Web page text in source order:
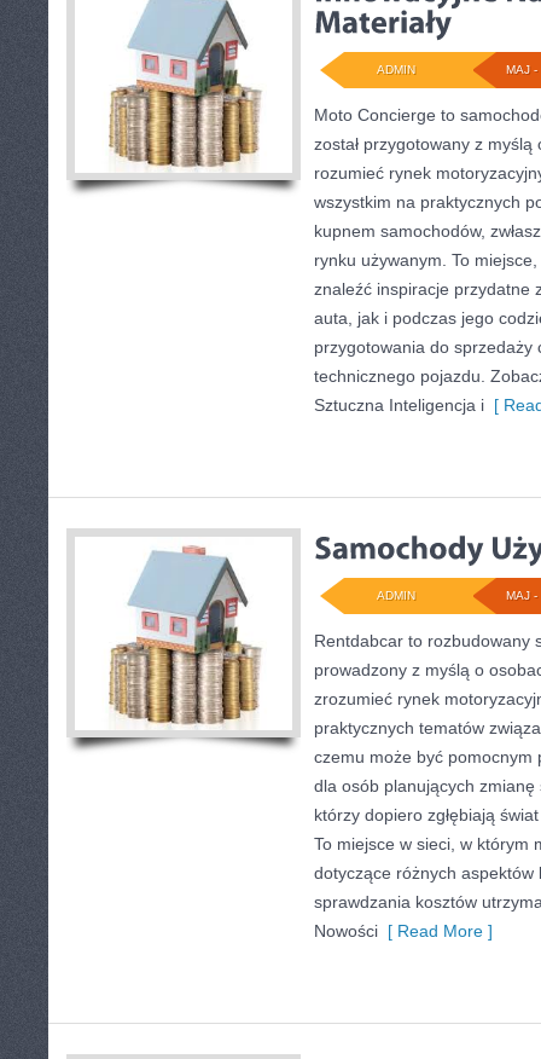
MAJ -
ADMIN
Moto Concierge to
został przygotowany z
rozumieć rynek
wszystkim na praktycznych
kupnem samochodów,
rynku używanym. To
znaleźć inspiracje przydatne
auta, jak i podczas jego
przygotowania do sprzedaży
technicznego pojazdu.
Sztuczna Inteligencja i [
MAJ -
ADMIN
Rentdabcar to rozbudowany
prowadzony z myślą o
zrozumieć rynek
praktycznych tematów
czemu może być pomocnym
dla osób planujących
którzy dopiero zgłębiają
To miejsce w sieci, w którym
dotyczące różnych
sprawdzania kosztów
Nowości [ Read More ]